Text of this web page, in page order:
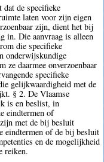
dat de specifieke
laten voor zijn eigen
zijn, dient het bij
in. Die aanvraag is alleen
die specifieke
onderwijskundige
ze daarmee onverzoenbaar
specifieke
gelijkwaardigheid met de
§ 2. De Vlaamse
is en beslist, in
eindtermen of
met de bij besluit
eindtermen of de bij besluit
en de mogelijkheid
reiken.